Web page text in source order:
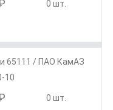
0 шт.
65111 / ПАО КамАЗ
10
0 шт.